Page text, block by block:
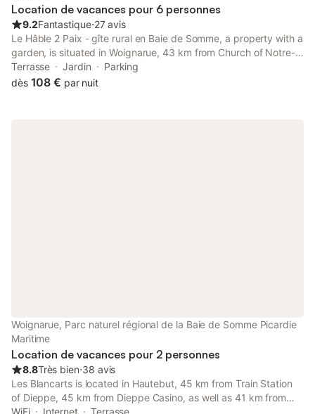
Location de vacances pour 6 personnes
9.2Fantastique⋅27 avis
Le Hâble 2 Paix - gîte rural en Baie de Somme, a property with a
garden, is situated in Woignarue, 43 km from Church of Notre-
Dame de Bonsecours, 45 km from Chateau Musee de Dieppe,
as well as 46 km from Dieppe Port.
Terrasse Jardin
Parking
dès 108 € par nuit
Woignarue, Parc naturel régional de la Baie de Somme Picardie
Maritime
Location de vacances pour 2 personnes
8.8Très bien⋅38 avis
Les Blancarts is located in Hautebut, 45 km from Train Station
of Dieppe, 45 km from Dieppe Casino, as well as 41 km from
Church of Notre-Dame de Bonsecours. The property features
WiFi Internet
Terrasse